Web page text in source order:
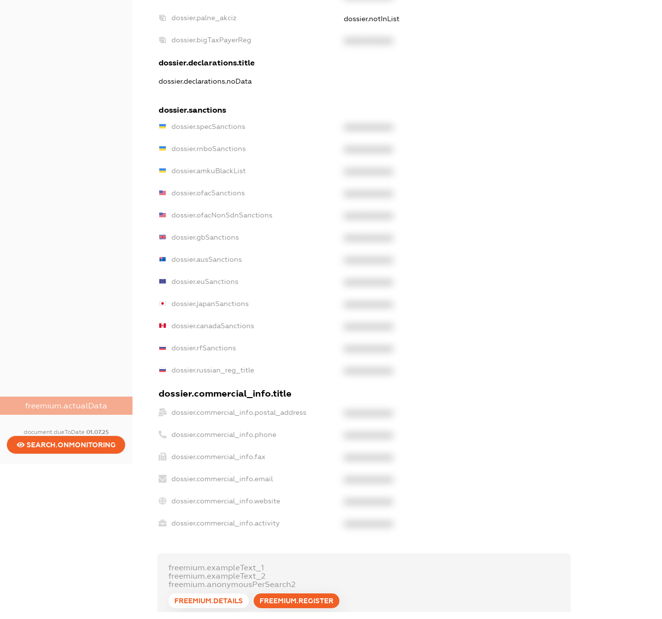
freemium.actualData
document.dueToDate 01.07.25
SEARCH.ONMONITORING
dossier.palne_akciz dossier.notInList
dossier.bigTaxPayerReg
dossier.declarations.title
dossier.declarations.noData
dossier.sanctions
dossier.specSanctions
dossier.rnboSanctions
dossier.amkuBlackList
dossier.ofacSanctions
dossier.ofacNonSdnSanctions
dossier.gbSanctions
dossier.ausSanctions
dossier.euSanctions
dossier.japanSanctions
dossier.canadaSanctions
dossier.rfSanctions
dossier.russian_reg_title
dossier.commercial_info.title
dossier.commercial_info.postal_address
dossier.commercial_info.phone
dossier.commercial_info.fax
dossier.commercial_info.email
dossier.commercial_info.website
dossier.commercial_info.activity
freemium.exampleText_1
freemium.exampleText_2
freemium.anonymousPerSearch2
FREEMIUM.DETAILS FREEMIUM.REGISTER